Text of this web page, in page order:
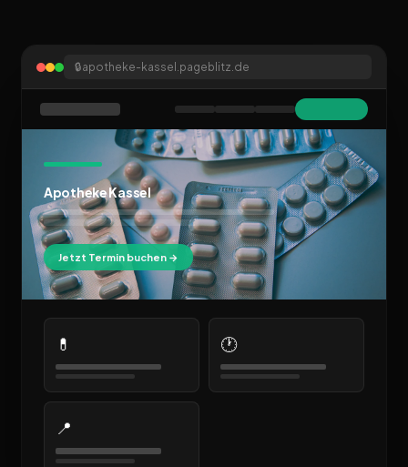
🔒apotheke-kassel.pageblitz.de
Apotheke Kassel
Jetzt Termin buchen →
💊 🕐
📍